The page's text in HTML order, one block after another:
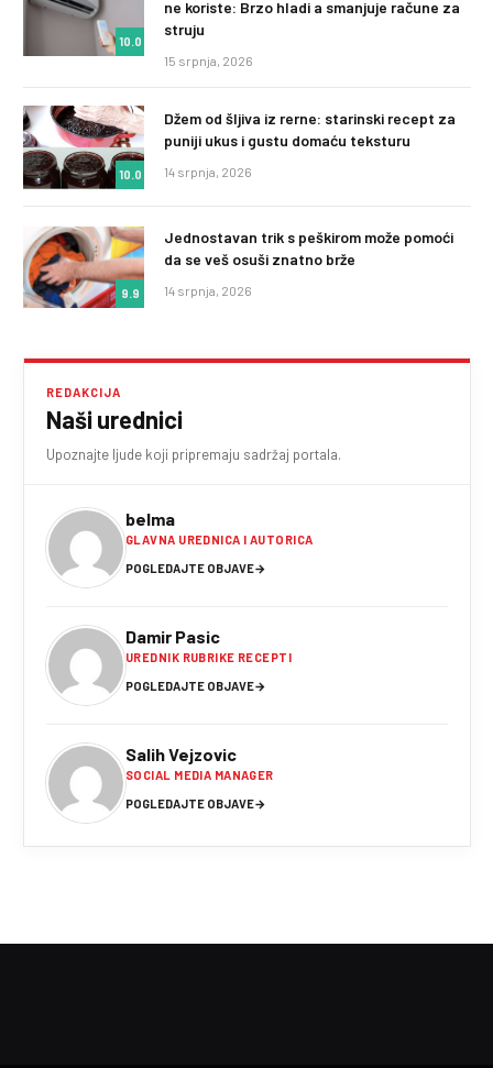
10.0
ne koriste: Brzo hladi a smanjuje račune za
struju
15 srpnja, 2026
10.0
Džem od šljiva iz rerne: starinski recept za
puniji ukus i gustu domaću teksturu
14 srpnja, 2026
9.9
Jednostavan trik s peškirom može pomoći
da se veš osuši znatno brže
14 srpnja, 2026
REDAKCIJA
Naši urednici
Upoznajte ljude koji pripremaju sadržaj portala.
belma
GLAVNA UREDNICA I AUTORICA
POGLEDAJTE OBJAVE→
Damir Pasic
UREDNIK RUBRIKE RECEPTI
POGLEDAJTE OBJAVE→
Salih Vejzovic
SOCIAL MEDIA MANAGER
POGLEDAJTE OBJAVE→